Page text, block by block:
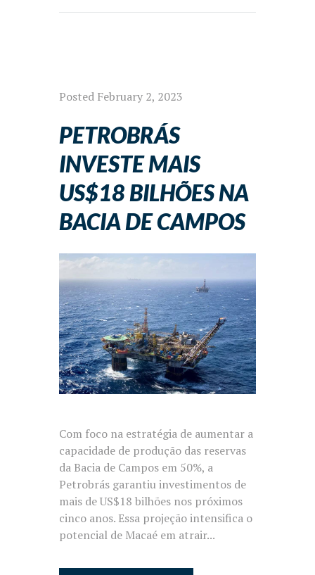
Posted February 2, 2023
PETROBRÁS
INVESTE MAIS
US$18 BILHÕES NA
BACIA DE CAMPOS
Com foco na estratégia de aumentar a
capacidade de produção das reservas
da Bacia de Campos em 50%, a
Petrobrás garantiu investimentos de
mais de US$18 bilhões nos próximos
cinco anos. Essa projeção intensifica o
potencial de Macaé em atrair...